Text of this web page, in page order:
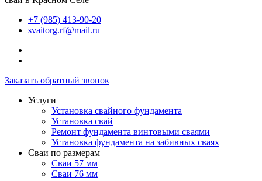
+7 (985) 413-90-20
svaitorg.rf@mail.ru
Заказать обратный звонок
Услуги
Установка свайного фундамента
Установка свай
Ремонт фундамента винтовыми сваями
Установка фундамента на забивных сваях
Сваи по размерам
Сваи 57 мм
Сваи 76 мм